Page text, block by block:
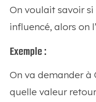
On voulait savoir
influencé, alors on
Exemple :
On va demander à
quelle valeur